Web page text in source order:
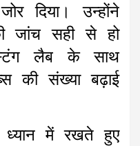
दिया। उन्होंने
जांच सही से हो
लैब के साथ
की संख्या बढ़ाई
में रखते हुए